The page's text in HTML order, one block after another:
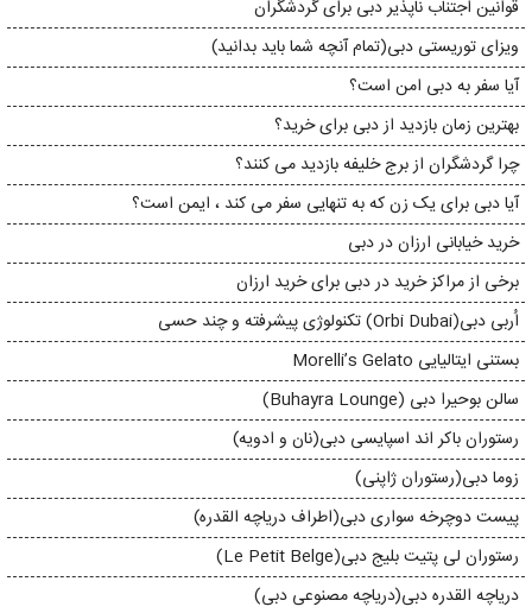
قوانین اجتناب ناپذیر دبی برای گردشگران
ویزای توریستی دبی(تمام آنچه شما باید بدانید)
آیا سفر به دبی امن است؟
بهترین زمان بازدید از دبی برای خرید؟
چرا گردشگران از برج خلیفه بازدید می کنند؟
آیا دبی برای یک زن که به تنهایی سفر می کند ، ایمن است؟
خرید خیابانی ارزان در دبی
برخی از مراکز خرید در دبی برای خرید ارزان
اُربی دبی(Orbi Dubai) تکنولوژی پیشرفته و چند حسی
بستنی ایتالیایی Morelli’s Gelato
سالن بوحیرا دبی (Buhayra Lounge)
رستوران باکر اند اسپایسی دبی(نان و ادویه)
زوما دبی(رستوران ژاپنی)
پیست دوچرخه سواری دبی(اطراف دریاچه القدره)
رستوران لی پتیت بلیج دبی(Le Petit Belge)
دریاچه القدره دبی(دریاچه مصنوعی دبی)